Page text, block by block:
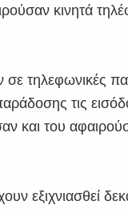
κινητά
σε τηλεφωνικές
τις
και του
εξιχνιασθεί